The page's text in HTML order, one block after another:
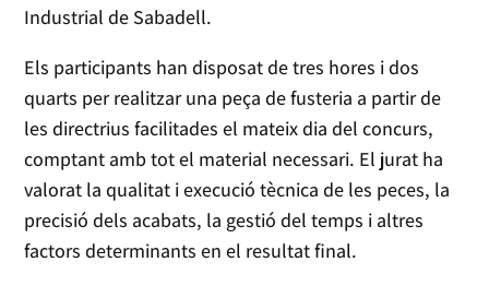
Industrial de Sabadell.
Els participants han disposat de tres hores i dos
quarts per realitzar una peça de fusteria a partir de
les directrius facilitades el mateix dia del concurs,
comptant amb tot el material necessari. El jurat ha
valorat la qualitat i execució tècnica de les peces, la
precisió dels acabats, la gestió del temps i altres
factors determinants en el resultat final.